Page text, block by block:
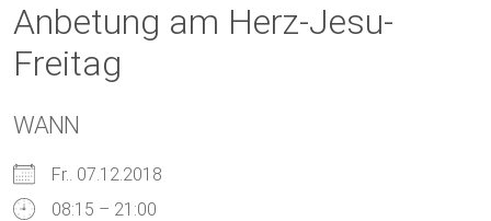
Anbetung am Herz-Jesu-
Freitag
WANN
Fr.. 07.12.2018
08:15 – 21:00